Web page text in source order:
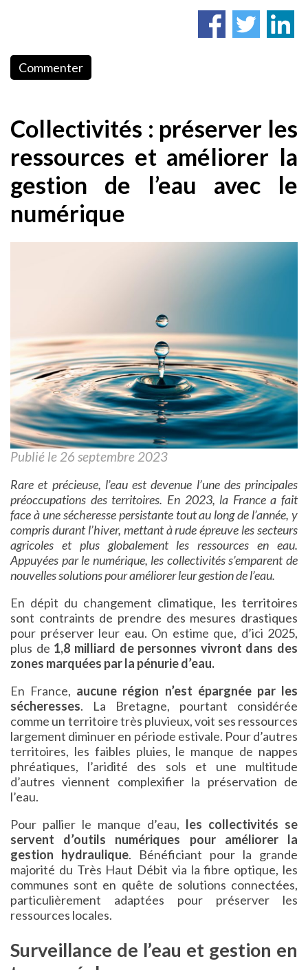
Commenter
Collectivités : préserver les
ressources et améliorer la
gestion de l’eau avec le
numérique
Publié le 26 septembre 2023
Rare et précieuse, l’eau est devenue l’une des principales
préoccupations des territoires. En 2023, la France a fait
face à une sécheresse persistante tout au long de l’année, y
compris durant l’hiver, mettant à rude épreuve les secteurs
agricoles et plus globalement les ressources en eau.
Appuyées par le numérique, les collectivités s’emparent de
nouvelles solutions pour améliorer leur gestion de l’eau.
En dépit du changement climatique, les territoires
sont contraints de prendre des mesures drastiques
pour préserver leur eau. On estime que, d’ici 2025,
plus de 1,8 milliard de personnes vivront dans des
zones marquées par la pénurie d’eau.
En France, aucune région n’est épargnée par les
sécheresses. La Bretagne, pourtant considérée
comme un territoire très pluvieux, voit ses ressources
largement diminuer en période estivale. Pour d’autres
territoires, les faibles pluies, le manque de nappes
phréatiques, l’aridité des sols et une multitude
d’autres viennent complexifier la préservation de
l’eau.
Pour pallier le manque d’eau, les collectivités se
servent d’outils numériques pour améliorer la
gestion hydraulique. Bénéficiant pour la grande
majorité du Très Haut Débit via la fibre optique, les
communes sont en quête de solutions connectées,
particulièrement adaptées pour préserver les
ressources locales.
Surveillance de l’eau et gestion en